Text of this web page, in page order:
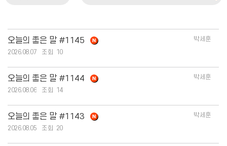
오늘의 좋은 말 #1145
박세훈
2026.08.07
10
오늘의 좋은 말 #1144
박세훈
2026.08.06
14
오늘의 좋은 말 #1143
박세훈
2026.08.05
20